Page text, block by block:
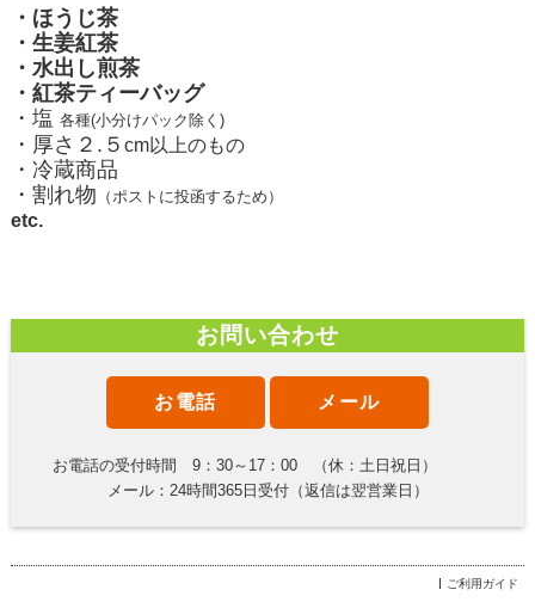
・ほうじ茶
・生姜紅茶
・水出し煎茶
・紅茶ティーバッグ
・塩 各種(小分けパック除く)
・厚さ２.５ cm以上のもの
・冷蔵商品
・割れ物 （ポストに投函するため）
etc.
お問い合わせ
お電話 メール
お電話の受付時間 9：30～17：00 （休：土日祝日）
メール：24時間365日受付（返信は翌営業日）
ご利用ガイド